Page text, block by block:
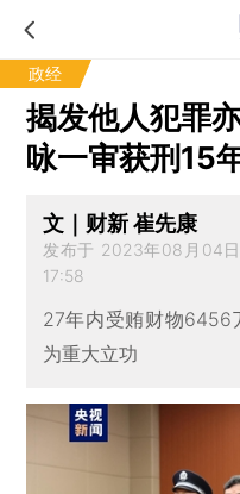
政经
揭发他人犯罪
咏一审获刑15
文｜财新 崔先康
发布于 2023年08月04
17:58
27年内受贿财物6456
为重大立功